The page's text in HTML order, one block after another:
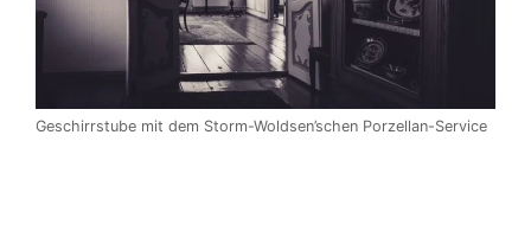
Geschirrstube mit dem Storm-Woldsen’schen Porzellan-Service